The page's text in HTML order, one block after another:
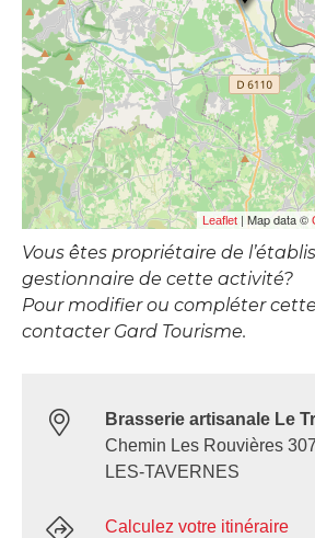
Leaflet | Map data ©
Vous êtes propriétaire de
gestionnaire de cette activité?
Pour modifier ou compléter
contacter Gard Tourisme.
Brasserie artisanale Le
Chemin Les Rouvières
LES-TAVERNES
Calculez votre itinéraire